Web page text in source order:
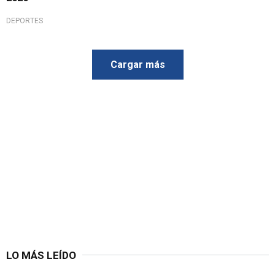
DEPORTES
Cargar más
LO MÁS LEÍDO